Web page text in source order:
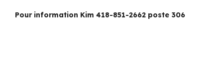
Pour information Kim 418-851-2662 poste 306